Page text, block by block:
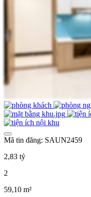
Mã tin đăng: SAUN2459
2,83 tỷ
2
59,10 m²